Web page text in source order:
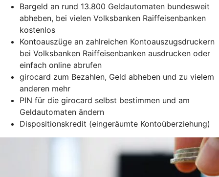
Bargeld an rund 13.800 Geldautomaten bundesweit
abheben, bei vielen Volksbanken Raiffeisenbanken
kostenlos
Kontoauszüge an zahlreichen Kontoauszugsdruckern
bei Volksbanken Raiffeisenbanken ausdrucken oder
einfach online abrufen
girocard zum Bezahlen, Geld abheben und zu vielem
anderen mehr
PIN für die girocard selbst bestimmen und am
Geldautomaten ändern
Dispositionskredit (eingeräumte Kontoüberziehung)